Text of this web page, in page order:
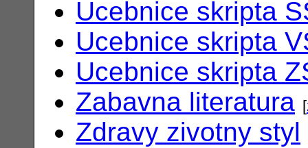
Ucebnice skripta
Ucebnice skripta
Ucebnice skripta
Zabavna literatura [
Zdravy zivotny styl